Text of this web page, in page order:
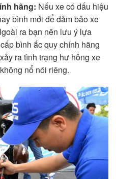
hãng: Nếu xe có dấu hiệu
bình mới để đảm bảo xe
ra bạn nên lưu ý lựa
bình ắc quy chính hãng
ra tình trạng hư hỏng xe
nổ nói riêng.